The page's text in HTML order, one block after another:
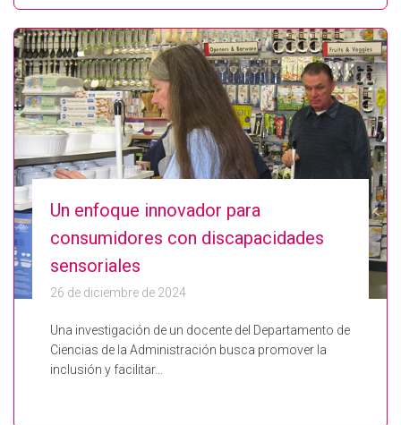
Un enfoque innovador para
consumidores con discapacidades
sensoriales
26 de diciembre de 2024
Una investigación de un docente del Departamento de
Ciencias de la Administración busca promover la
inclusión y facilitar…